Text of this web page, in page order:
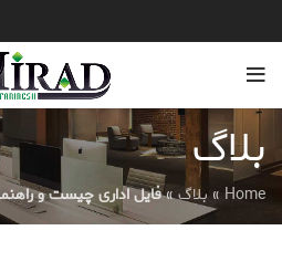
بلاگ
Home
»بلاگ»فایل اداری چیست و